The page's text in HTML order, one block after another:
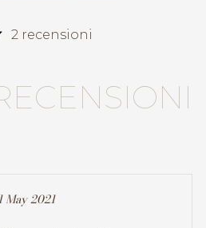
2 recensioni
06 September 2021